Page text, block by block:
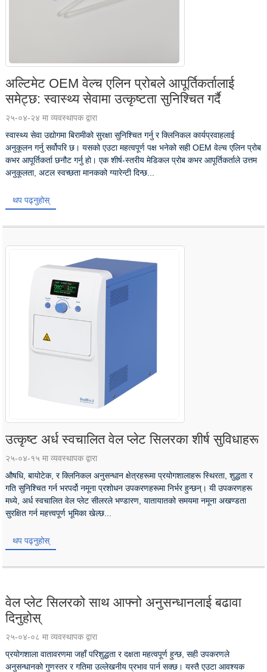
अल्टिमेट OEM वेल्च एलिन प्रोबले आपूर्तिकर्तालाई
समेट्छ: स्वास्थ्य सेवामा उत्कृष्टता सुनिश्चित गर्दै
२५-०४-२४ मा व्यवस्थापक द्वारा
स्वास्थ्य सेवा उद्योगमा बिरामीको सुरक्षा सुनिश्चित गर्नु र क्लिनिकल कार्यप्रवाहलाई
अनुकूलन गर्नु सर्वोपरि छ। यसको एउटा महत्वपूर्ण पक्ष भनेको सही OEM वेल्च एलिन प्रोब
कभर आपूर्तिकर्ता छनौट गर्नु हो। एक शीर्ष-स्तरीय मेडिकल प्रोब कभर आपूर्तिकर्ताले उत्तम
अनुकूलता, अटल स्वच्छता मानकको ग्यारेन्टी दिन्छ...
थप पढ्नुहोस्
उत्कृष्ट अर्ध स्वचालित वेल प्लेट सिलरका शीर्ष सुविधाहरू
२५-०४-१५ मा व्यवस्थापक द्वारा
औषधि, बायोटेक, र क्लिनिकल अनुसन्धान क्षेत्रहरूमा प्रयोगशालाहरू स्थिरता, शुद्धता र
गति सुनिश्चित गर्न भरपर्दो नमूना प्रशोधन उपकरणहरूमा निर्भर हुन्छन्। यी उपकरणहरू
मध्ये, अर्ध स्वचालित वेल प्लेट सीलरले भण्डारण, यातायातको समयमा नमूना अखण्डता
सुरक्षित गर्न महत्त्वपूर्ण भूमिका खेल्छ...
थप पढ्नुहोस्
वेल प्लेट सिलरको साथ आफ्नो अनुसन्धानलाई बढावा
दिनुहोस्
२५-०४-०८ मा व्यवस्थापक द्वारा
प्रयोगशाला वातावरणमा जहाँ परिशुद्धता र दक्षता महत्वपूर्ण हुन्छ, सही उपकरणले
अनुसन्धानको गुणस्तर र गतिमा उल्लेखनीय प्रभाव पार्न सक्छ। यस्तै एउटा आवश्यक